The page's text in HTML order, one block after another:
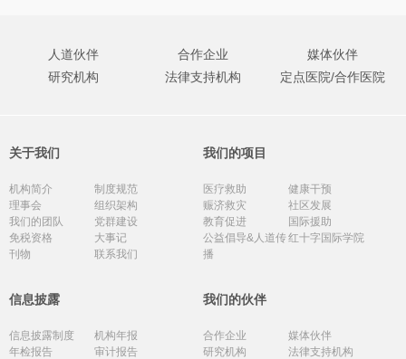
人道伙伴 合作企业
媒体伙伴
研究机构
法律支持机构 定点医院/合作医院
关于我们
机构简介
制度规范
理事会
组织架构
我们的团队
党群建设
免税资格
大事记
刊物
联系我们
我们的项目
医疗救助
健康干预
赈济救灾
社区发展
教育促进
国际援助
公益倡导&人道传
播
红十字国际学院
信息披露
信息披露制度
机构年报
年检报告
审计报告
我们的伙伴
合作企业
媒体伙伴
研究机构
法律支持机构